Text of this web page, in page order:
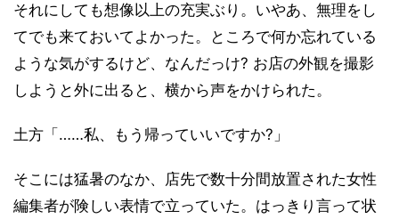
それにしても想像以上の充実ぶり。いやあ、無理をし
てでも来ておいてよかった。ところで何か忘れている
ような気がするけど、なんだっけ? お店の外観を撮影
しようと外に出ると、横から声をかけられた。
土方「……私、もう帰っていいですか?」
そこには猛暑のなか、店先で数十分間放置された女性
編集者が険しい表情で立っていた。はっきり言って状